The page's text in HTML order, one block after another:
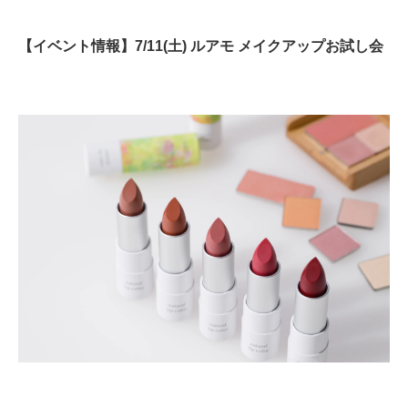
【イベント情報】7/11(土) ルアモ メイクアップお試し会